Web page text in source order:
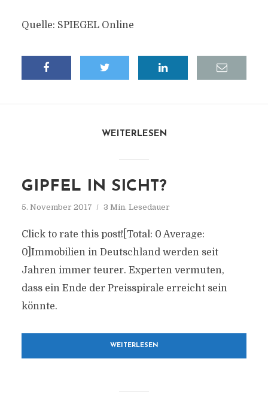
Quelle: SPIEGEL Online
WEITERLESEN
GIPFEL IN SICHT?
5. November 2017 3 Min. Lesedauer
Click to rate this post![Total: 0 Average:
0]Immobilien in Deutschland werden seit
Jahren immer teurer. Experten vermuten,
dass ein Ende der Preisspirale erreicht sein
könnte.
WEITERLESEN